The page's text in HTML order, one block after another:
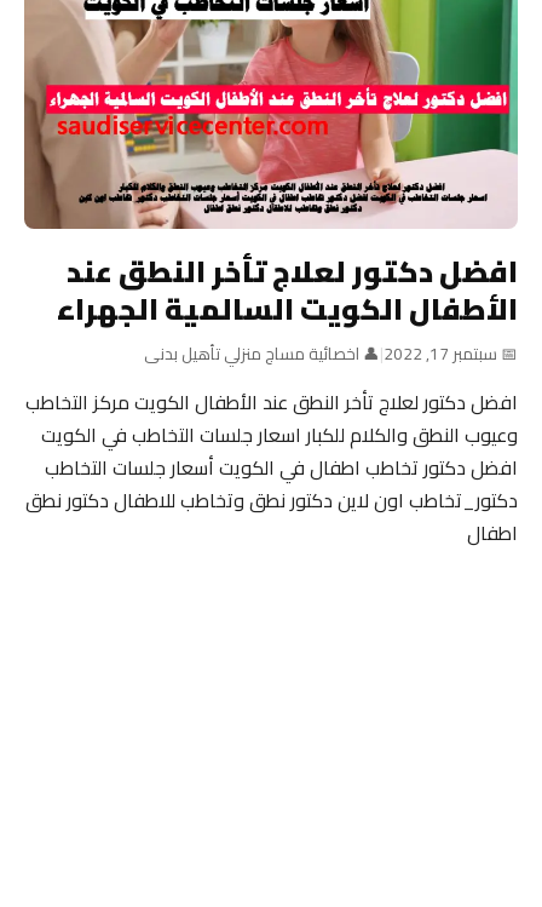
افضل دكتور لعلاج تأخر النطق عند
الأطفال الكويت السالمية الجهراء
📅 سبتمبر 17, 2022 |👤 اخصائية مساج منزلي تأهيل بدنى
افضل دكتور لعلاج تأخر النطق عند الأطفال الكويت مركز التخاطب
وعيوب النطق والكلام للكبار اسعار جلسات التخاطب في الكويت
افضل دكتور تخاطب اطفال في الكويت أسعار جلسات التخاطب
دكتور_تخاطب اون لاين دكتور نطق وتخاطب للاطفال دكتور نطق
اطفال